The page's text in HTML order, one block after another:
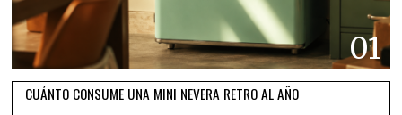
01
CUÁNTO CONSUME UNA MINI NEVERA RETRO AL AÑO